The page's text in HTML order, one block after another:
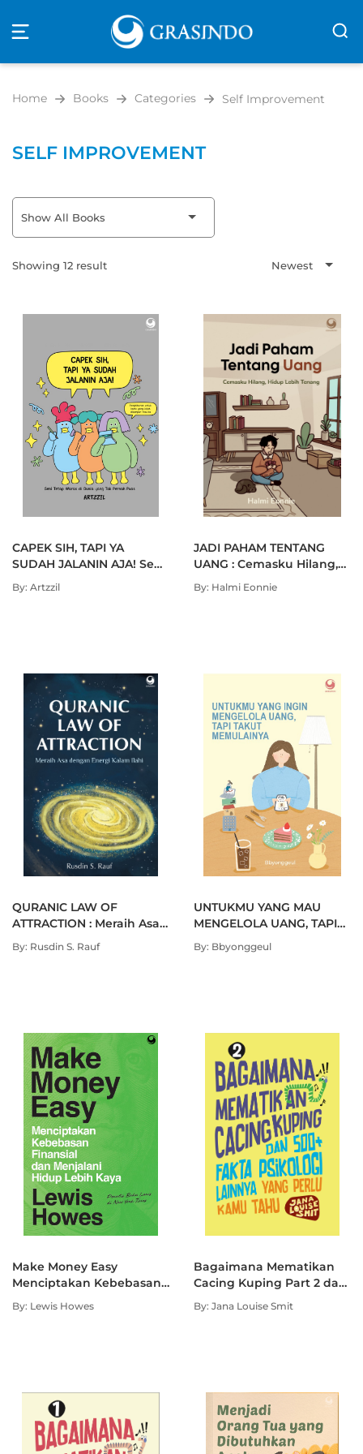
navigation
Home Books Categories Self Improvement
SELF IMPROVEMENT
Show All Books
Newest
Showing 12 result
CAPEK SIH, TAPI YA
SUDAH JALANIN AJA! Seni
Tetap Waras di Dunia
yang Tak Pernah Puas
By: Artzzil
JADI PAHAM TENTANG
UANG : Cemasku Hilang,
Hidup Lebih Tenang
By: Halmi Eonnie
QURANIC LAW OF
ATTRACTION : Meraih Asa
dengan Energi Kalam
llahi
By: Rusdin S. Rauf
UNTUKMU YANG MAU
MENGELOLA UANG, TAPI
TAKUT MEMULAINYA
By: Bbyonggeul
Make Money Easy
Menciptakan Kebebasan
Finansial dan Menjalani
Hidup Lebih Kaya
By: Lewis Howes
Bagaimana Mematikan
Cacing Kuping Part 2 dan
500+ Fakta Psikologi
Lainnya yang Perlu Kamu
By: Jana Louise Smit